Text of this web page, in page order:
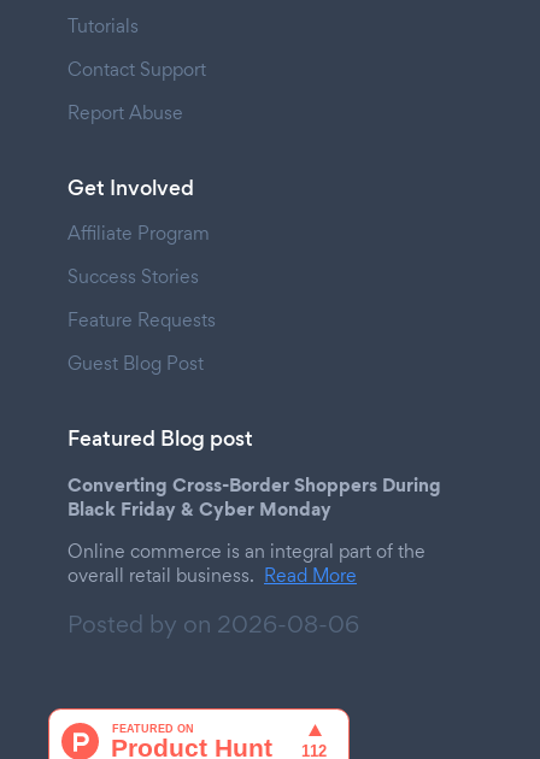
Tutorials
Contact Support
Report Abuse
Get Involved
Affiliate Program
Success Stories
Feature Requests
Guest Blog Post
Featured Blog post
Converting Cross-Border Shoppers During
Black Friday & Cyber Monday
Online commerce is an integral part of the
overall retail business. Read More
Posted by on 2026-08-06